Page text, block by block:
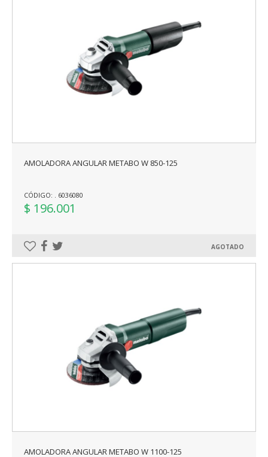
AMOLADORA ANGULAR METABO W 850-125
CÓDIGO: . 6036080
$ 196.001
AGOTADO
AMOLADORA ANGULAR METABO W 1100-125